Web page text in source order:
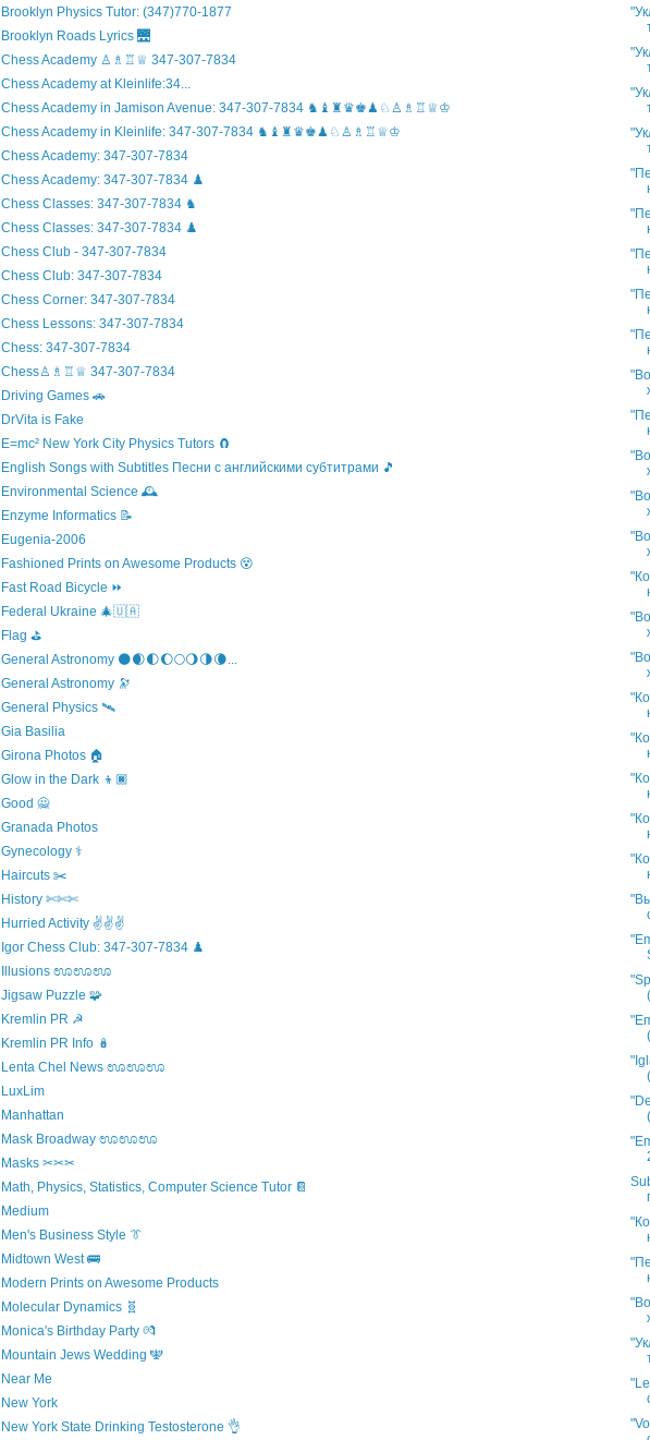
Brooklyn Physics Tutor: (347)770-1877
Brooklyn Roads Lyrics 🌉
Chess Academy ♙♗♖♕ 347-307-7834
Chess Academy at Kleinlife:34...
Chess Academy in Jamison Avenue: 347-307-7834 ♞♝♜♛♚♟♘♙♗♖♕♔
Chess Academy in Kleinlife: 347-307-7834 ♞♝♜♛♚♟♘♙♗♖♕♔
Chess Academy: 347-307-7834
Chess Academy: 347-307-7834 ♟️
Chess Classes: 347-307-7834 ♞
Chess Classes: 347-307-7834 ♟️
Chess Club - 347-307-7834
Chess Club: 347-307-7834
Chess Corner: 347-307-7834
Chess Lessons: 347-307-7834
Chess: 347-307-7834
Chess♙♗♖♕ 347-307-7834
Driving Games 🚗
DrVita is Fake
E=mc² New York City Physics Tutors 🧲
English Songs with Subtitles Песни с английскими субтитрами 🎵
Environmental Science 🕰️
Enzyme Informatics 📝
Eugenia-2006
Fashioned Prints on Awesome Products 😵
Fast Road Bicycle ⏩
Federal Ukraine 🎄🇺🇦
Flag ⛳
General Astronomy 🌑🌒🌓🌔🌕🌖🌗🌘...
General Astronomy 🔭
General Physics 🛰
Gia Basilia
Girona Photos 🏠
Glow in the Dark 👦🏿
Good 🙅
Granada Photos
Gynecology ⚕️
Haircuts ✂️
History ✄✄✄
Hurried Activity ✌✌✌
Igor Chess Club: 347-307-7834 ♟️
Illusions ಊಊಊ
Jigsaw Puzzle 🧩
Kremlin PR ☭
Kremlin PR Info 🪆
Lenta Chel News ಊಊಊ
LuxLim
Manhattan
Mask Broadway ಊಊಊ
Masks ✂✂✂
Math, Physics, Statistics, Computer Science Tutor 📔
Medium
Men's Business Style 👔
Midtown West 🚌
Modern Prints on Awesome Products
Molecular Dynamics 🧬
Monica's Birthday Party 💏
Mountain Jews Wedding 🕎
Near Me
New York
New York State Drinking Testosterone 👌